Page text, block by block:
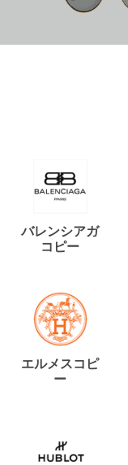
バレンシアガ
コピー
エルメスコピ
ー